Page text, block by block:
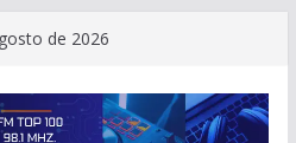
de 2026